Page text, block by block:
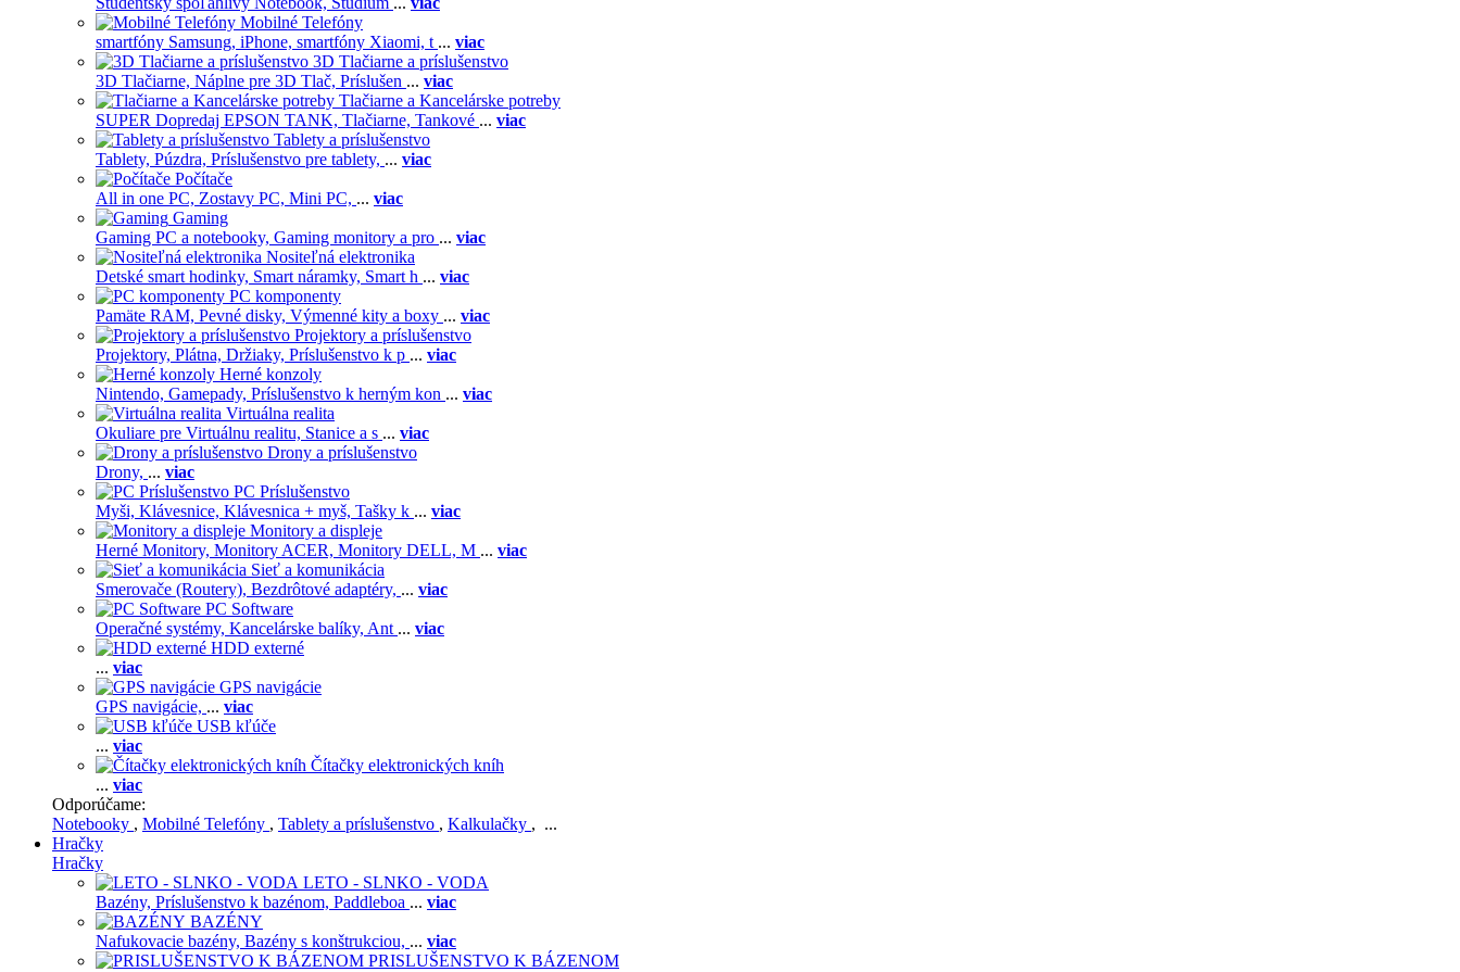
Mobilné Telefóny
smartfóny Samsung, iPhone, smartfóny Xiaomi, t ... viac
3D Tlačiarne a príslušenstvo
3D Tlačiarne, Náplne pre 3D Tlač, Príslušen ... viac
Tlačiarne a Kancelárske potreby
SUPER Dopredaj EPSON TANK, Tlačiarne, Tankové ... viac
Tablety a príslušenstvo
Tablety, Púzdra, Príslušenstvo pre tablety, ... viac
Počítače
All in one PC, Zostavy PC, Mini PC, ... viac
Gaming
Gaming PC a notebooky, Gaming monitory a pro ... viac
Nositeľná elektronika
Detské smart hodinky, Smart náramky, Smart h ... viac
PC komponenty
Pamäte RAM, Pevné disky, Výmenné kity a boxy ... viac
Projektory a príslušenstvo
Projektory, Plátna, Držiaky, Príslušenstvo k p ... viac
Herné konzoly
Nintendo, Gamepady, Príslušenstvo k herným kon ... viac
Virtuálna realita
Okuliare pre Virtuálnu realitu, Stanice a s ... viac
Drony a príslušenstvo
Drony, ... viac
PC Príslušenstvo
Myši, Klávesnice, Klávesnica + myš, Tašky k ... viac
Monitory a displeje
Herné Monitory, Monitory ACER, Monitory DELL, M ... viac
Sieť a komunikácia
Smerovače (Routery), Bezdrôtové adaptéry, ... viac
PC Software
Operačné systémy, Kancelárske balíky, Ant ... viac
HDD externé
... viac
GPS navigácie
GPS navigácie, ... viac
USB kľúče
... viac
Čítačky elektronických kníh
... viac
Odporúčame:
Notebooky , Mobilné Telefóny , Tablety a príslušenstvo , Kalkulačky , ...
Hračky
Hračky
LETO - SLNKO - VODA
Bazény, Príslušenstvo k bazénom, Paddleboa ... viac
BAZÉNY
Nafukovacie bazény, Bazény s konštrukciou, ... viac
PRISLUŠENSTVO K BÁZENOM